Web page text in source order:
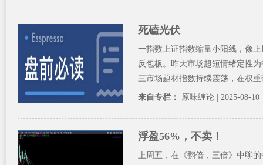
死磕光伏
一指数上证指数缩量小阳线，像
反包板。昨天市场超短情绪定性
三市场题材指数持续震荡，在权
来自专栏： 原味缠论 | 2025-08-10
浮盈56%，不卖！
上周五，在《翻倍，三倍》中聊